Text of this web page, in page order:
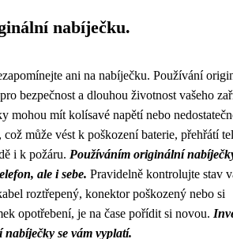
nabíječku.
ani na nabíječku. Používání
bezpečnost a dlouhou životnost vašeho
mohou mít kolísavé napětí nebo
může vést k poškození baterie, přehřátí
i k požáru. Používáním originální
ale i sebe. Pravidelně kontrolujte stav
roztřepený, konektor poškozený nebo si
opotřebení, je na čase pořídit si novou.
se vám vyplatí.